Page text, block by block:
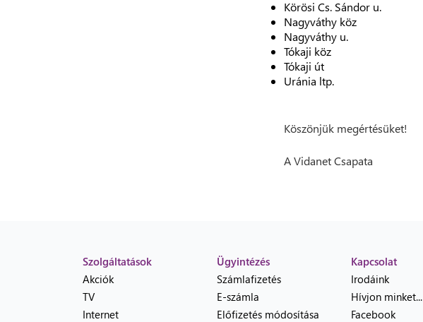
Körösi Cs. Sándor u.
Nagyváthy köz
Nagyváthy u.
Tókaji köz
Tókaji út
Uránia ltp.
Köszönjük megértésüket!
A Vidanet Csapata
Szolgáltatások
Akciók
TV
Internet
Ügyintézés
Számlafizetés
E-számla
Előfizetés módosítása
Kapcsolat
Irodáink
Hívjon minket...
Facebook